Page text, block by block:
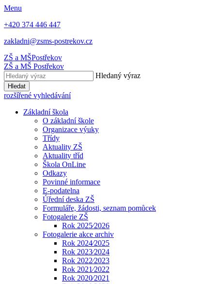
Menu
+420 374 446 447
zakladni@zsms-postrekov.cz
ZŠ a MŠPostřekov
ZŠ a MŠ Postřekov
Hledaný výraz
Hledat
rozšířené vyhledávání
Základní škola
O základní škole
Organizace výuky
Třídy
Aktuality ZŠ
Aktuality tříd
Škola OnLine
Odkazy
Povinné informace
E-podatelna
Úřední deska ZŠ
Formuláře, žádosti, seznam pomůcek
Fotogalerie ZŠ
Rok 2025⁄2026
Fotogalerie akce archiv
Rok 2024⁄2025
Rok 2023⁄2024
Rok 2022⁄2023
Rok 2021⁄2022
Rok 2020⁄2021